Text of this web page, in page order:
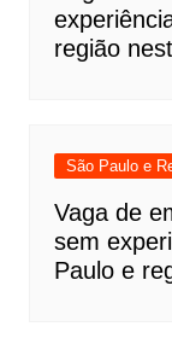
região
São Paulo e
Vaga de
sem
Paulo e